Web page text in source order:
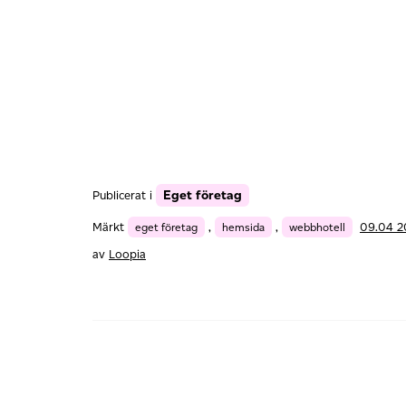
Publicerat i Eget företag
Märkt eget företag , hemsida , webbhotell
09.04
av Loopia